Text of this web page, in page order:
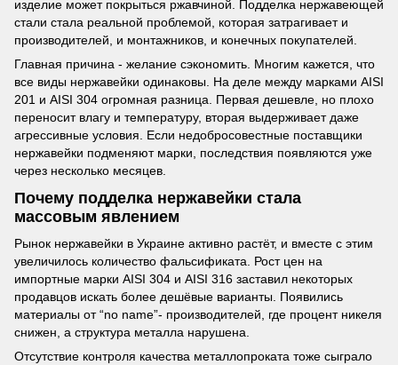
изделие может покрыться ржавчиной. Подделка нержавеющей
стали стала реальной проблемой, которая затрагивает и
производителей, и монтажников, и конечных покупателей.
Главная причина - желание сэкономить. Многим кажется, что
все виды нержавейки одинаковы. На деле между марками AISI
201 и AISI 304 огромная разница. Первая дешевле, но плохо
переносит влагу и температуру, вторая выдерживает даже
агрессивные условия. Если недобросовестные поставщики
нержавейки подменяют марки, последствия появляются уже
через несколько месяцев.
Почему подделка нержавейки стала
массовым явлением
Рынок нержавейки в Украине активно растёт, и вместе с этим
увеличилось количество фальсификата. Рост цен на
импортные марки AISI 304 и AISI 316 заставил некоторых
продавцов искать более дешёвые варианты. Появились
материалы от “no name”- производителей, где процент никеля
снижен, а структура металла нарушена.
Отсутствие контроля качества металлопроката тоже сыграло